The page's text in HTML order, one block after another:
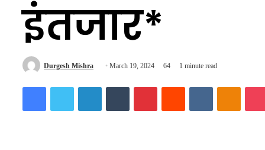
इंतजार*
Durgesh Mishra
Send March 19, 2024 64 1 minute read
FacebookTwitter LinkedInTumblr PinterestReddit VKontakte